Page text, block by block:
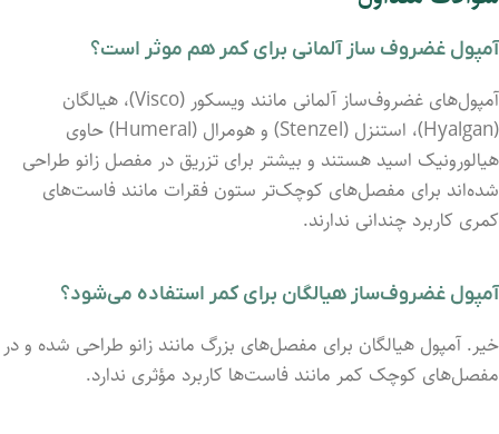
آمپول غضروف ساز آلمانی برای کمر هم موثر است؟
آمپول‌های غضروف‌ساز آلمانی مانند ویسکور (Visco)، هیالگان
(Hyalgan)، استنزل (Stenzel) و هومرال (Humeral) حاوی
هیالورونیک اسید هستند و بیشتر برای تزریق در مفصل زانو طراحی
شده‌اند برای مفصل‌های کوچک‌تر ستون فقرات مانند فاست‌های
کمری کاربرد چندانی ندارند.
آمپول غضروف‌ساز هیالگان برای کمر استفاده می‌شود؟
خیر. آمپول هیالگان برای مفصل‌های بزرگ مانند زانو طراحی شده و در
مفصل‌های کوچک کمر مانند فاست‌ها کاربرد مؤثری ندارد.